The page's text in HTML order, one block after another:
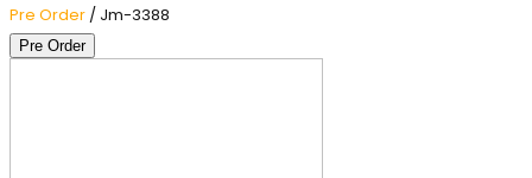
Pre Order / Jm-3388
Pre Order